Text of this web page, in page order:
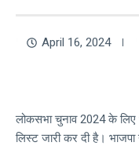
April 16, 2024
लोकसभा चुनाव 2024 के लिए
लिस्ट जारी कर दी है।